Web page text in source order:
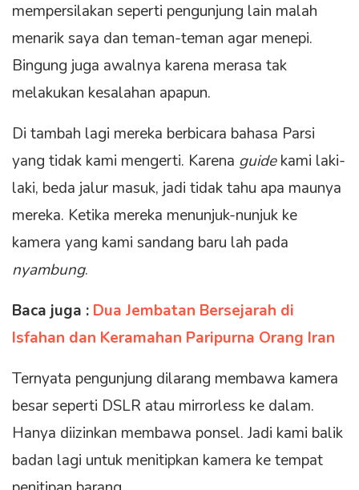
mempersilakan seperti pengunjung lain malah
menarik saya dan teman-teman agar menepi.
Bingung juga awalnya karena merasa tak
melakukan kesalahan apapun.
Di tambah lagi mereka berbicara bahasa Parsi
yang tidak kami mengerti. Karena guidekami laki-
laki, beda jalur masuk, jadi tidak tahu apa maunya
mereka. Ketika mereka menunjuk-nunjuk ke
kamera yang kami sandang baru lah pada
nyambung.
Baca juga : Dua Jembatan Bersejarah di
Isfahan dan Keramahan Paripurna Orang Iran
Ternyata pengunjung dilarang membawa kamera
besar seperti DSLR atau mirrorless ke dalam.
Hanya diizinkan membawa ponsel. Jadi kami balik
badan lagi untuk menitipkan kamera ke tempat